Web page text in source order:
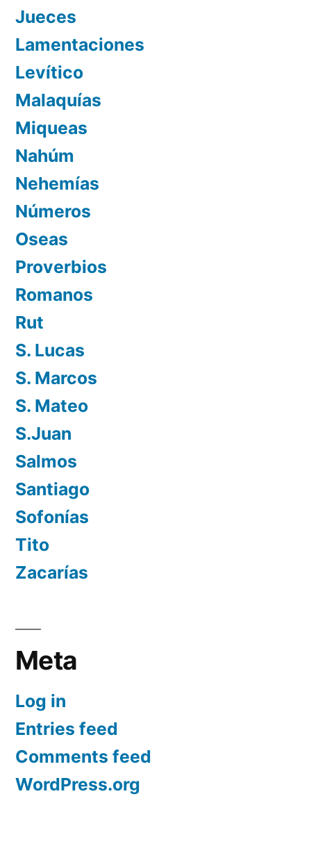
Jueces
Lamentaciones
Levítico
Malaquías
Miqueas
Nahúm
Nehemías
Números
Oseas
Proverbios
Romanos
Rut
S. Lucas
S. Marcos
S. Mateo
S.Juan
Salmos
Santiago
Sofonías
Tito
Zacarías
Meta
Log in
Entries feed
Comments feed
WordPress.org